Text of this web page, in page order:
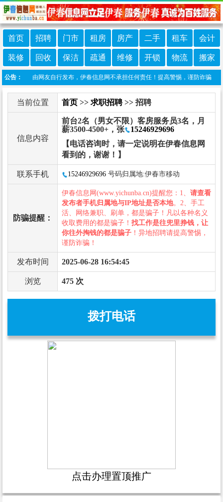
首页 招聘 门市 租房 房产 二手 租车 会计
装修 回收 保洁 疏通 维修 开锁 物流 搬家
公告：
栏目信息由网友自行发布，伊春信息网不承担任何责任！提高警惕，谨防诈骗！做
当前位置 首页 >> 求职招聘>> 招聘
信息内容
前台2名（男女不限）客房服务员3名，月
薪3500-4500+，张
15246929696
【电话咨询时，请一定说明在伊春信息网
看到的，谢谢！】
联系手机 15246929696 号码归属地:伊春市移动
防骗提醒：
伊春信息网(www.yichunba.cn)提醒您：1、 请查看
发布者手机归属地与IP地址是否本地。2、手工
活、网络兼职、刷单，都是骗子！凡以各种名义
收取费用的都是骗子！ 找工作是往兜里挣钱，让
你往外掏钱的都是骗子 ！异地招聘请提高警惕，
谨防诈骗！
发布时间 2025-06-28 16:54:45
浏览 475 次
拨打电话
点击办理置顶推广